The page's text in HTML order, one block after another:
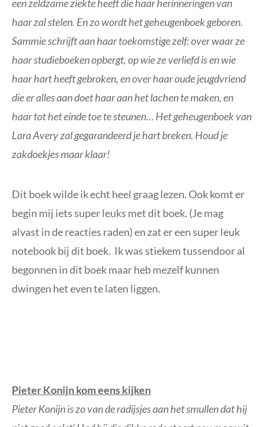
een zeldzame ziekte heeft die haar herinneringen van
haar zal stelen. En zo wordt het geheugenboek geboren.
Sammie schrijft aan haar toekomstige zelf: over waar ze
haar studieboeken opbergt, op wie ze verliefd is en wie
haar hart heeft gebroken, en over haar oude jeugdvriend
die er alles aan doet haar aan het lachen te maken, en
haar tot het einde toe te steunen… Het geheugenboek van
Lara Avery zal gegarandeerd je hart breken. Houd je
zakdoekjes maar klaar!
Dit boek wilde ik echt heel graag lezen. Ook komt er
begin mij iets super leuks met dit boek. (Je mag
alvast in de reacties raden) en zat er een super leuk
notebook bij dit boek. Ik was stiekem tussendoor al
begonnen in dit boek maar heb mezelf kunnen
dwingen het even te laten liggen.
Pieter Konijn kom eens kijken
Pieter Konijn is zo van de radijsjes aan het smullen dat hij